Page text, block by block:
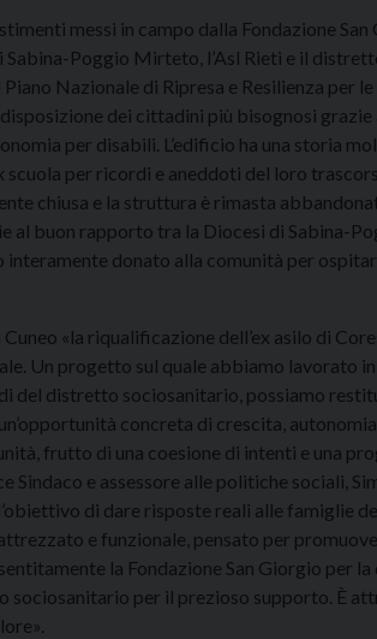
messi in campo dalla Fondazione San
Poggio Mirteto, l’Asl Rieti e il
Nazionale di Ripresa e Resilienza per le
dei cittadini più bisognosi grazie
per disabili. L’edificio ha una storia
per ricordi e aneddoti del loro
chiusa e la struttura è rimasta
al buon rapporto tra la Diocesi di Sabina-
interamente donato alla comunità per
«la riqualificazione dell’ex asilo di
Un progetto sul quale abbiamo lavorato
del distretto sociosanitario, possiamo
concreta di crescita, autonomia
frutto di una coesione di intenti e una
e assessore alle politiche sociali,
di dare risposte reali alle famiglie
e funzionale, pensato per
la Fondazione San Giorgio per
sociosanitario per il prezioso supporto. È